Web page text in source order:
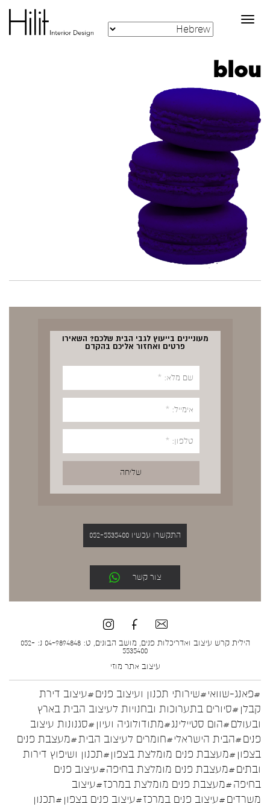
Toggle
navigation
blou
מעוניינים בייעוץ לגבי הבית שלכם? השאירו
פרטים ואחזור אליכם בהקדם
התקשרו עכשיו 052-5535400
צור קשר
הילית קרש עיצוב ואדריכלות פנים, מושב הבונים, ט: 04-9894848 נ: 052-
5535400
עיצוב אתר מוזי
#פאנג-שוואי#שירותי תכנון ועיצוב פנים#עיצוב דירת
קבלן #סיורים בתערוכות ובחנויות לעיצוב הבית בארץ
ובעולם#הום סטיילינג#מתודולוגיה ועיון #סגנונות עיצוב
פנים#הבית הישראלי#חומרים לעיצוב הבית#מעצבת פנים
בצפון #מעצבת פנים מומלצת בצפון#תכנון ושיפוץ דירות
ובתים#מעצבת פנים מומלצת בחיפה#עיצוב פנים
בחיפה#מעצבת פנים מומלצת במרכז#עיצוב
משרדים#עיצוב פנים במרכז#עיצוב פנים בצפון #תכנון